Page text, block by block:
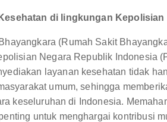
di lingkungan
(Rumah Sakit
Negara Republik Indonesia
layanan kesehatan tidak
umum, sehingga
keseluruhan di Indonesia.
untuk menghargai kontribusi